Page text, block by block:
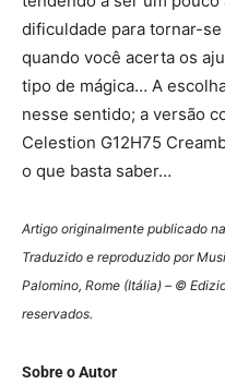
dificuldade para tornar-se
quando você acerta os
tipo de mágica… A
nesse sentido; a versão
Celestion G12H75
o que basta saber…
Artigo originalmente publicado
Traduzido e reproduzido por
Palomino, Rome (Itália) – ©
reservados.
Sobre o Autor